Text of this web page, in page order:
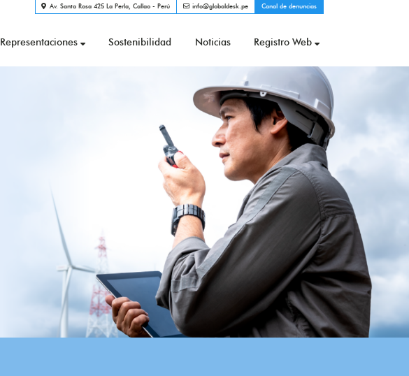
Av. Santa Rosa 425 La Perla, Callao - Perú info@globaldesk.pe Canal de denuncias
Representaciones Sostenibilidad Noticias Registro Web